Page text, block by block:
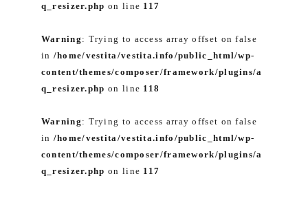
q_resizer.php on line 117
Warning : Trying to access array offset on false
in /home/vestita/vestita.info/public_html/wp-
content/themes/composer/framework/plugins/a
q_resizer.php on line 118
Warning : Trying to access array offset on false
in /home/vestita/vestita.info/public_html/wp-
content/themes/composer/framework/plugins/a
q_resizer.php on line 117